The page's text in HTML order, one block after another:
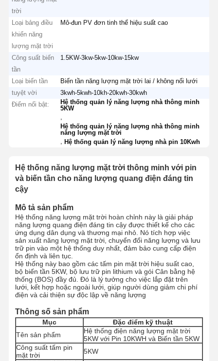
trời
Loại bảng điều
khiển năng
lượng mặt trời
Mô-đun PV đơn tinh thể hiệu suất cao
Công suất biến
tần
1.5KW-3kw-5kw-10kw-15kw
Loại biến tần
Biến tần năng lượng mặt trời lai / không nối lưới
tuyệt vời
3kwh-5kwh-10kh-20kwh-30kwh
Điểm nổi bật:
Hệ thống quản lý năng lượng nhà thông minh
5KW
Hệ thống quản lý năng lượng nhà thông minh
năng lượng mặt trời
,Hệ thống quản lý năng lượng nhà pin 10Kwh
Hệ thống năng lượng mặt trời thông minh với pin
và biến tần cho năng lượng quang điện đáng tin
cậy
Mô tả sản phẩm
Hệ thống năng lượng mặt trời hoàn chỉnh này là giải pháp
năng lượng quang điện đáng tin cậy được thiết kế cho các
ứng dụng dân dụng và thương mại nhỏ. Nó tích hợp việc
sản xuất năng lượng mặt trời, chuyển đổi năng lượng và lưu
trữ pin vào một hệ thống duy nhất, đảm bảo cung cấp điện
ổn định và liên tục.
Hệ thống này bao gồm các tấm pin mặt trời hiệu suất cao,
bộ biến tần 5KW, bộ lưu trữ pin lithium và gói Cân bằng hệ
thống (BOS) đầy đủ. Đó là lý tưởng cho việc lắp đặt trên
lưới, kết hợp hoặc ngoài lưới, giúp người dùng giảm chi phí
điện và cải thiện sự độc lập về năng lượng
Thông số sản phẩm
Mục
Đặc điểm kỹ thuật
Tên sản phẩm
Hệ thống điện năng lượng mặt trời
5KW với Pin 10KWH và Biến tần 5KW
Công suất tấm pin
mặt trời
5KW